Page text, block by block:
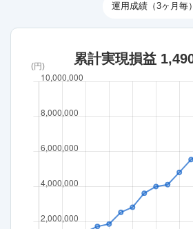
運用成績（3ヶ月毎）